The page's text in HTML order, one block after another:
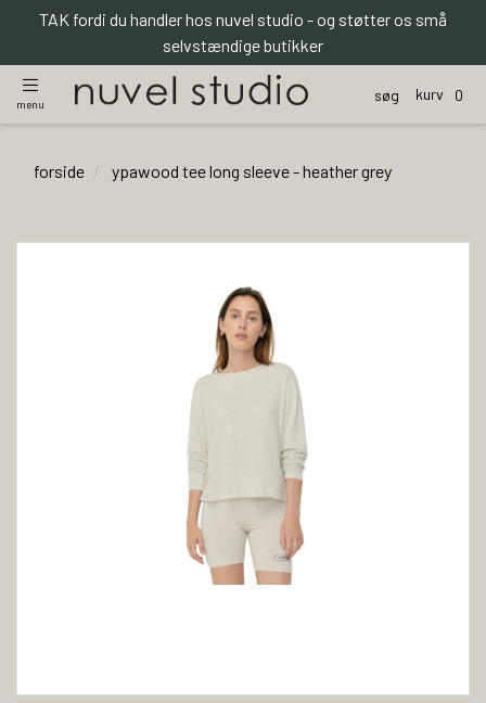
TAK fordi du handler hos nuvel studio - og støtter os små
selvstændige butikker
menu
søg kurv 0
forside ypawood tee long sleeve - heather grey